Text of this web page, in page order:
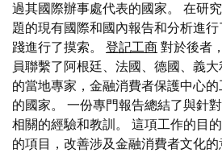
過其國際辦事處代表的國家。 在研
題的現有國際和國內報告和分析進
踐進行了摸索。 登記工商 對於後者
員聯繫了阿根廷、法國、德國、義
的當地專家，金融消費者保護中心
的國家。 一份專門報告總結了與針
相關的經驗和教訓。 這項工作的目
的項目，改善涉及金融消費者文化